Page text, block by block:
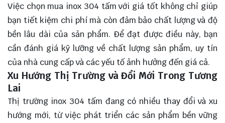
Việc chọn mua inox 304 tấm với giá tốt không chỉ giúp
bạn tiết kiệm chi phí mà còn đảm bảo chất lượng và độ
bền lâu dài của sản phẩm. Để đạt được điều này, bạn
cần đánh giá kỹ lưỡng về chất lượng sản phẩm, uy tín
của nhà cung cấp và các yếu tố ảnh hưởng đến giá cả.
Xu Hướng Thị Trường và Đổi Mới Trong Tương
Lai
Thị trường inox 304 tấm đang có nhiều thay đổi và xu
hướng mới, từ việc phát triển các sản phẩm bền vững